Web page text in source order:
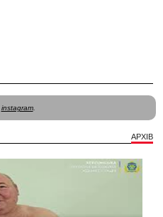
instagram.
АРХІВ